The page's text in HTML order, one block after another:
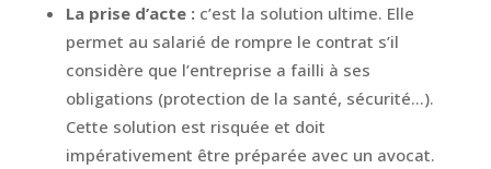
La prise d’acte : c’est la solution ultime. Elle
permet au salarié de rompre le contrat s’il
considère que l’entreprise a failli à ses
obligations (protection de la santé, sécurité…).
Cette solution est risquée et doit
impérativement être préparée avec un avocat.